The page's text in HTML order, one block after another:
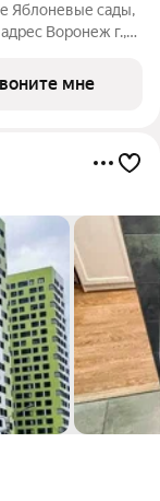
Яблоневые сады,
адрес Воронеж г.,
мне